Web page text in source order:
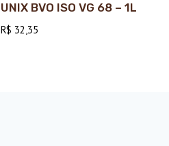
UNIX BVO ISO VG 68 – 1L
R$ 32,35